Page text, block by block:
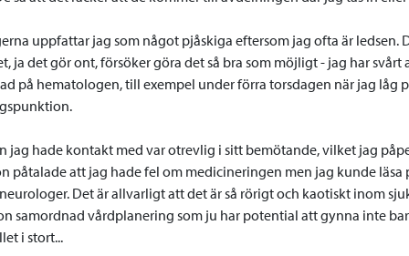
uppfattar jag som något pjåskiga eftersom jag ofta är ledsen.
ja det gör ont, försöker göra det så bra som möjligt - jag har
på hematologen, till exempel under förra torsdagen när jag låg
jag hade kontakt med var otrevlig i sitt bemötande, vilket jag
påtalade att jag hade fel om medicineringen men jag kunde läsa
Det är allvarligt att det är så rörigt och kaotiskt inom
samordnad vårdplanering som ju har potential att gynna inte
i stort...